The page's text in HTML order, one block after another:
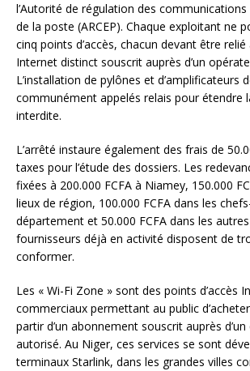
l’Autorité de régulation des
de la poste (ARCEP). Chaque exploitant ne
cinq points d’accès, chacun devant être
Internet distinct souscrit auprès d’un
L’installation de pylônes et d’amplificateurs
communément appelés relais pour étendre
interdite.
L’arrêté instaure également des frais de
taxes pour l’étude des dossiers. Les
fixées à 200.000 FCFA à Niamey, 150.000
lieux de région, 100.000 FCFA dans les
département et 50.000 FCFA dans les
fournisseurs déjà en activité disposent de
conformer.
Les « Wi-Fi Zone » sont des points d’accès
commerciaux permettant au public
partir d’un abonnement souscrit auprès
autorisé. Au Niger, ces services se sont
terminaux Starlink, dans les grandes villes